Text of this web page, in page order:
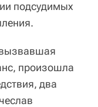
подсудимых
произошла
два